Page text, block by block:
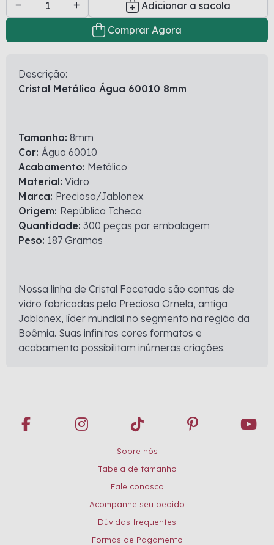
Adicionar a sacola
Comprar Agora
Descrição:
Cristal Metálico Água 60010 8mm
Tamanho: 8mm
Cor: Água 60010
Acabamento: Metálico
Material: Vidro
Marca: Preciosa/Jablonex
Origem: República Tcheca
Quantidade: 300 peças por embalagem
Peso: 187 Gramas
Nossa linha de Cristal Facetado são contas de
vidro fabricadas pela Preciosa Ornela, antiga
Jablonex, líder mundial no segmento na região da
Boêmia. Suas infinitas cores formatos e
acabamento possibilitam inúmeras criações.
Sobre nós
Tabela de tamanho
Fale conosco
Acompanhe seu pedido
Dúvidas frequentes
Formas de Pagamento